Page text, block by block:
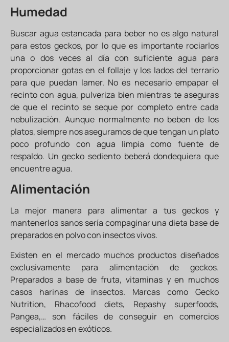
Humedad
Buscar agua estancada para beber no es algo natural
para estos geckos, por lo que es importante rociarlos
una o dos veces al día con suficiente agua para
proporcionar gotas en el follaje y los lados del terrario
para que puedan lamer. No es necesario empapar el
recinto con agua, pulveriza bien mientras te aseguras
de que el recinto se seque por completo entre cada
nebulización. Aunque normalmente no beben de los
platos, siempre nos aseguramos de que tengan un plato
poco profundo con agua limpia como fuente de
respaldo. Un gecko sediento beberá dondequiera que
encuentre agua.
Alimentación
La mejor manera para alimentar a tus geckos y
mantenerlos sanos sería compaginar una dieta base de
preparados en polvo con insectos vivos.
Existen en el mercado muchos productos diseñados
exclusivamente para alimentación de geckos.
Preparados a base de fruta, vitaminas y en muchos
casos harinas de insectos. Marcas como Gecko
Nutrition, Rhacofood diets, Repashy superfoods,
Pangea,… son fáciles de conseguir en comercios
especializados en exóticos.